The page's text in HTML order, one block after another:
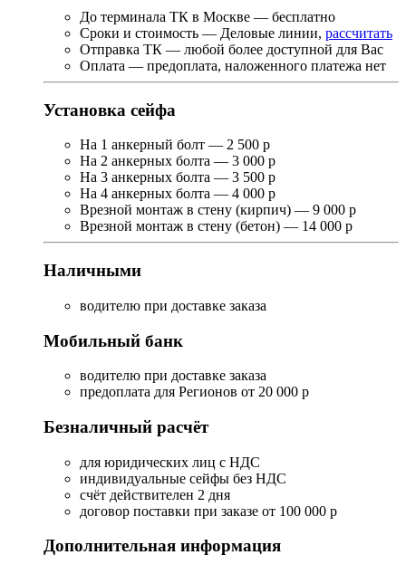
До терминала ТК в Москве — бесплатно
Сроки и стоимость — Деловые линии, рассчитать
Отправка ТК — любой более доступной для Вас
Оплата — предоплата, наложенного платежа нет
Установка сейфа
На 1 анкерный болт — 2 500 р
На 2 анкерных болта — 3 000 р
На 3 анкерных болта — 3 500 р
На 4 анкерных болта — 4 000 р
Врезной монтаж в стену (кирпич) — 9 000 р
Врезной монтаж в стену (бетон) — 14 000 р
Наличными
водителю при доставке заказа
Мобильный банк
водителю при доставке заказа
предоплата для Регионов от 20 000 р
Безналичный расчёт
для юридических лиц с НДС
индивидуальные сейфы без НДС
счёт действителен 2 дня
договор поставки при заказе от 100 000 р
Дополнительная информация